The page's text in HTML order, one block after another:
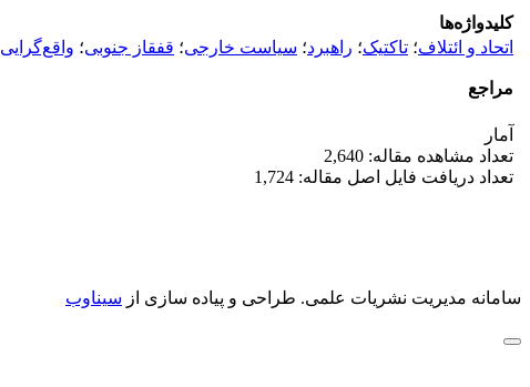
کلیدواژه‌ها
اتحاد و ائتلاف؛ تاکتیک؛ راهبرد؛ سیاست ‌خارجی؛ قفقاز جنوبی؛ واقع‌گرایی
مراجع
آمار
تعداد مشاهده مقاله: 2,640
تعداد دریافت فایل اصل مقاله: 1,724
سامانه مدیریت نشریات علمی. طراحی و پیاده سازی از سیناوب